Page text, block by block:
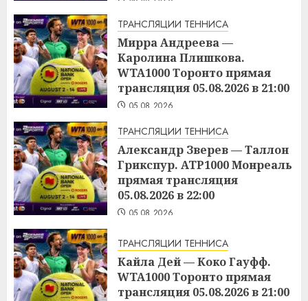
ТРАНСЛЯЦИИ ТЕННИСА
Мирра Андреева —
Каролина Плишкова.
WTA1000 Торонто прямая
трансляция 05.08.2026 в 21:00
05.08.2026
ТРАНСЛЯЦИИ ТЕННИСА
Александр Зверев — Таллон
Грикспур. ATP1000 Монреаль
прямая трансляция
05.08.2026 в 22:00
05.08.2026
ТРАНСЛЯЦИИ ТЕННИСА
Кайла Дей — Коко Гауфф.
WTA1000 Торонто прямая
трансляция 05.08.2026 в 21:00